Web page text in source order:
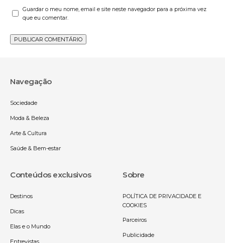
Guardar o meu nome, email e site neste navegador para a próxima vez
que eu comentar.
Navegação
Sociedade
Moda & Beleza
Arte & Cultura
Saúde & Bem-estar
Conteúdos exclusivos
Destinos
Dicas
Elas e o Mundo
Entrevistas
Sobre
POLÍTICA DE PRIVACIDADE E
COOKIES
Parceiros
Publicidade